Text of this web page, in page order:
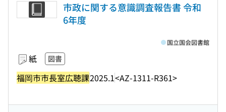
市政に関する意識調査報告書 令和
6年度
紙 図書
福岡市市長室広聴課2025.1<AZ-1311-R361>
国立国会図書館